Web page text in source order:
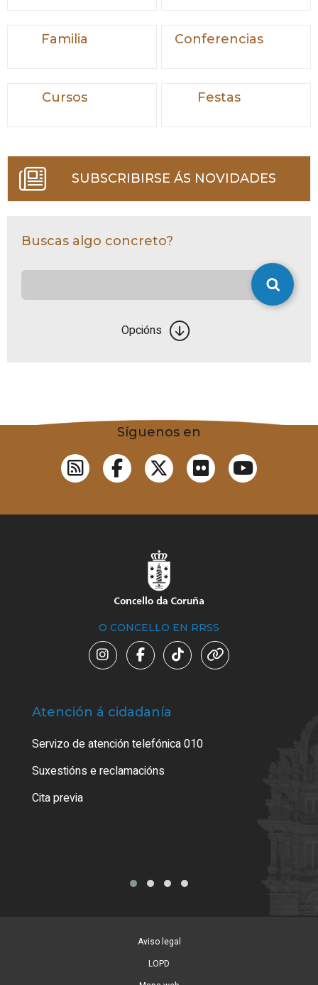
Familia Conferencias
Cursos Festas
SUBSCRIBIRSE ÁS NOVIDADES
Buscas algo concreto?
Opcións
Síguenos en
O CONCELLO EN RRSS
Atención á cidadanía
Servizo de atención telefónica 010
Suxestións e reclamacións
Cita previa
Aviso legal
LOPD